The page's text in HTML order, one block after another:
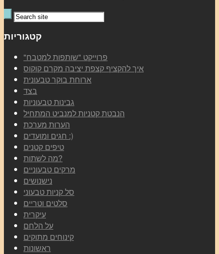
קטגוריות
"פרוייקט "שותפות למטבח
איך להקציף קצפת יציבה מקרם קוקוס
ארוחת בוקר טבעונית
בצד
גבינות טבעוניות
הנבטת קטניות למנביט המתחיל
הערות מערכת
חגים ומועדים :)
טיפים קטנים
מה לשתות?
מרקים טבעוניים
נישנושים
סל קניות טבעוני
סלטים וטריים
עיקרית
על הלחם
קינוחים מתוקים
ראשונות